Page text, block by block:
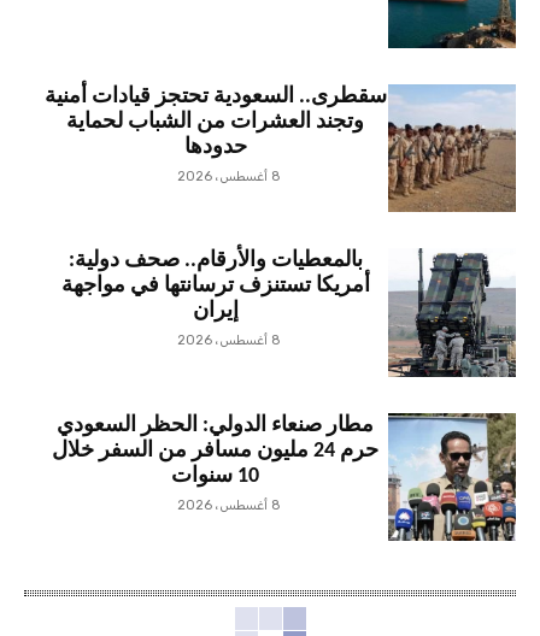
سقطرى.. السعودية تحتجز قيادات أمنية
وتجند العشرات من الشباب لحماية
حدودها
8 أغسطس، 2026
بالمعطيات والأرقام.. صحف دولية:
أمريكا تستنزف ترسانتها في مواجهة
إيران
8 أغسطس، 2026
مطار صنعاء الدولي: الحظر السعودي
حرم 24 مليون مسافر من السفر خلال
10 سنوات
8 أغسطس، 2026